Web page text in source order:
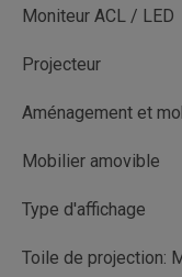
Moniteur ACL / LED
Projecteur
Aménagement et
Mobilier amovible
Type d'affichage
Toile de projection: